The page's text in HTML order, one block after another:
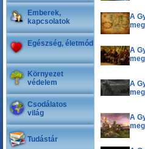
Emberek,
kapcsolatok
Egészség, életmód
Környezet
védelem
Csodálatos
világ
Tudástár
A
A
A
A